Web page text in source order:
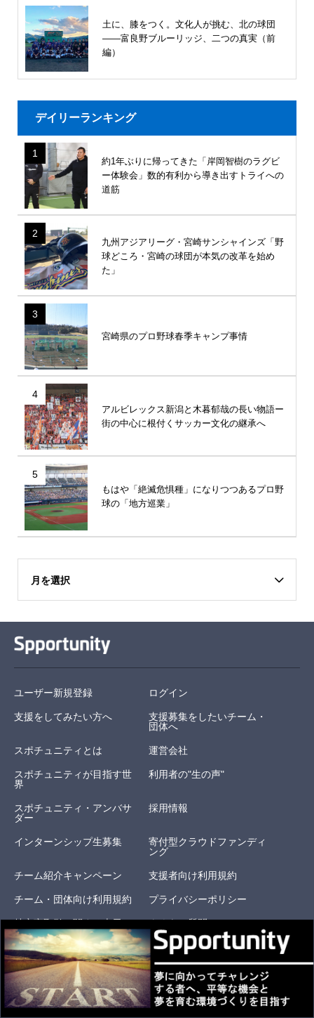
土に、膝をつく。文化人が挑む、北の球団
――富良野ブルーリッジ、二つの真実（前
編）
デイリーランキング
1
約1年ぶりに帰ってきた「岸岡智樹のラグビ
ー体験会」数的有利から導き出すトライへの
道筋
2
九州アジアリーグ・宮崎サンシャインズ「野
球どころ・宮崎の球団が本気の改革を始め
た」
3
宮崎県のプロ野球春季キャンプ事情
4
アルビレックス新潟と木暮郁哉の長い物語ー
街の中心に根付くサッカー文化の継承へ
5
もはや「絶滅危惧種」になりつつあるプロ野
球の「地方巡業」
月を選択
ユーザー新規登録 ログイン
支援をしてみたい方へ
支援募集をしたいチーム・
団体へ
スポチュニティとは 運営会社
スポチュニティが目指す世
界
利用者の"生の声"
スポチュニティ・アンバサ
ダー
採用情報
インターンシップ生募集
寄付型クラウドファンディ
ング
チーム紹介キャンペーン 支援者向け利用規約
チーム・団体向け利用規約 プライバシーポリシー
特定商取引に関する表示 よくある質問
お問い合わせ オリジナルリターン
© 2020 Spportunity, Inc. All Rights Reserved.